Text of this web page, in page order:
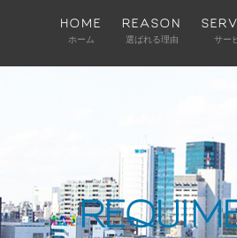
HOME
ホーム
REASON
選ばれる理由 サー